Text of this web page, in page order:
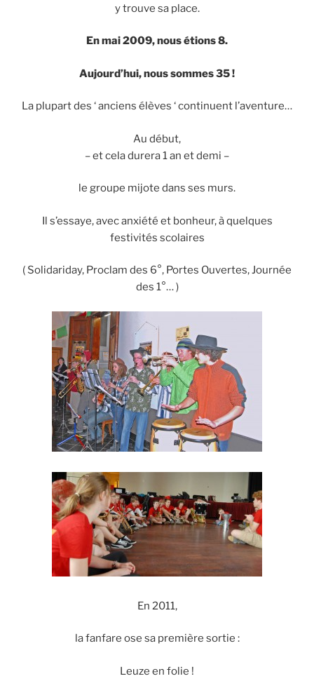
y trouve sa place.
En mai 2009, nous étions 8.
Aujourd’hui, nous sommes 35 !
La plupart des ‘ anciens élèves ‘ continuent l’aventure…
Au début,
– et cela durera 1 an et demi –
le groupe mijote dans ses murs.
Il s’essaye, avec anxiété et bonheur, à quelques
festivités scolaires
( Solidariday, Proclam des 6°, Portes Ouvertes, Journée
des 1°… )
En 2011,
la fanfare ose sa première sortie :
Leuze en folie !